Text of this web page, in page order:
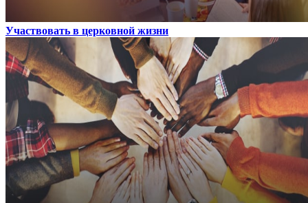
Участвовать в церковной жизни